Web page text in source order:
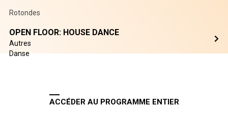
Rotondes
OPEN FLOOR: HOUSE DANCE
Autres
Danse
ACCÉDER AU PROGRAMME ENTIER